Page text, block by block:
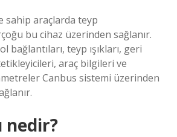
sahip araçlarda teyp
bu cihaz üzerinden sağlanır.
teyp ışıkları, geri
araç bilgileri ve
Canbus sistemi üzerinden
nedir?